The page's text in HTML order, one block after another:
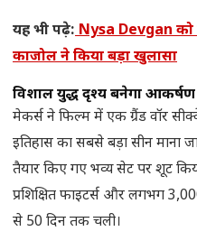
यह भी पढ़े:Nysa Devgan को
काजोल ने किया बड़ा खुलासा
विशाल युद्ध दृश्य बनेगा आकर्षण
मेकर्स ने फिल्म में एक ग्रैंड वॉर
इतिहास का सबसे बड़ा सीन माना
तैयार किए गए भव्य सेट पर शूट
प्रशिक्षित फाइटर्स और लगभग
से 50 दिन तक चली।